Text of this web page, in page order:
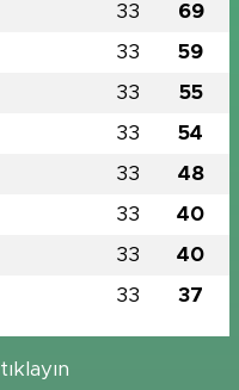
33 69
33 59
33 55
33 54
33 48
33 40
33 40
33 37